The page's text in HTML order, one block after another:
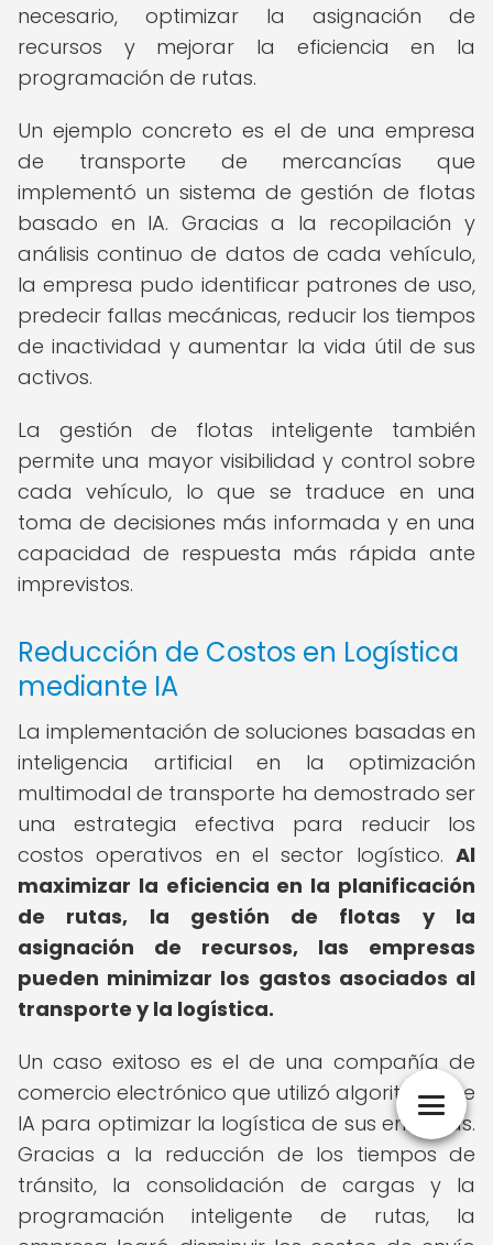
necesario, optimizar la asignación de
recursos y mejorar la eficiencia en la
programación de rutas.
Un ejemplo concreto es el de una empresa
de transporte de mercancías que
implementó un sistema de gestión de flotas
basado en IA. Gracias a la recopilación y
análisis continuo de datos de cada vehículo,
la empresa pudo identificar patrones de uso,
predecir fallas mecánicas, reducir los tiempos
de inactividad y aumentar la vida útil de sus
activos.
La gestión de flotas inteligente también
permite una mayor visibilidad y control sobre
cada vehículo, lo que se traduce en una
toma de decisiones más informada y en una
capacidad de respuesta más rápida ante
imprevistos.
Reducción de Costos en Logística
mediante IA
La implementación de soluciones basadas en
inteligencia artificial en la optimización
multimodal de transporte ha demostrado ser
una estrategia efectiva para reducir los
costos operativos en el sector logístico. Al
maximizar la eficiencia en la planificación
de rutas, la gestión de flotas y la
asignación de recursos, las empresas
pueden minimizar los gastos asociados al
transporte y la logística.
Un caso exitoso es el de una compañía de
comercio electrónico que utilizó algoritmos de
IA para optimizar la logística de sus entregas.
Gracias a la reducción de los tiempos de
tránsito, la consolidación de cargas y la
programación inteligente de rutas, la